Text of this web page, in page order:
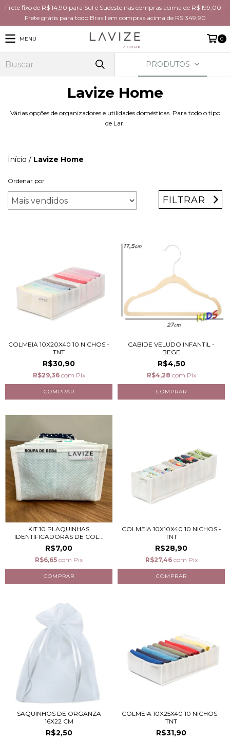
Frete fixo de R$ 14,90 para Sul e Sudeste nas compras acima de R$ 199,00 -
Frete grátis para todo Brasil em compras acima de R$ 349,90
MENU 0
PRODUTOS
Lavize Home
Várias opções de organizadores e utilidades domésticas. Para todo o tipo
de Lar.
Início / Lavize Home
Ordenar por
FILTRAR
COLMEIA 10X20X40 10 NICHOS -
TNT
R$30,90
R$29,36 com Pix
CABIDE VELUDO INFANTIL -
BEGE
R$4,50
R$4,28 com Pix
KIT 10 PLAQUINHAS
IDENTIFICADORAS DE COL...
R$7,00
R$6,65 com Pix
COLMEIA 10X10X40 10 NICHOS -
TNT
R$28,90
R$27,46 com Pix
SAQUINHOS DE ORGANZA
16X22 CM
R$2,50
COLMEIA 10X25X40 10 NICHOS -
TNT
R$31,90